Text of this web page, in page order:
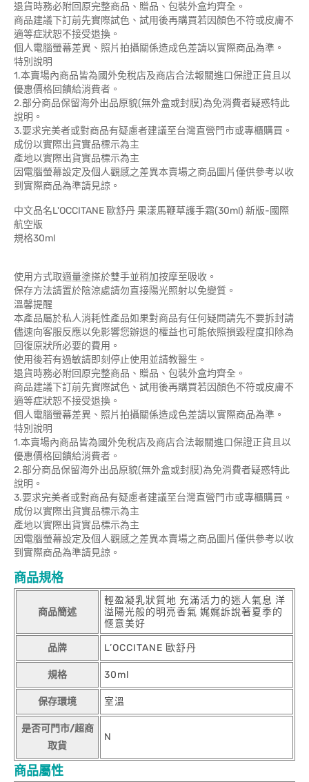
退貨時務必附回原完整商品、贈品、包裝外盒均齊全。
商品建議下訂前先實際試色、試用後再購買若因顏色不符或皮膚不
適等症狀恕不接受退換。
個人電腦螢幕差異、照片拍攝關係造成色差請以實際商品為準。
特別說明
1.本賣場內商品皆為國外免稅店及商店合法報關進口保證正貨且以
優惠價格回饋給消費者。
2.部分商品保留海外出品原貌(無外盒或封膜)為免消費者疑惑特此
說明。
3.要求完美者或對商品有疑慮者建議至台灣直營門市或專櫃購買。
成份以實際出貨實品標示為主
產地以實際出貨實品標示為主
因電腦螢幕設定及個人觀感之差異本賣場之商品圖片僅供參考以收
到實際商品為準請見諒。
中文品名L'OCCITANE 歐舒丹 果漾馬鞭草護手霜(30ml) 新版-國際
航空版
規格30ml
使用方式取適量塗搽於雙手並稍加按摩至吸收。
保存方法請置於陰涼處請勿直接陽光照射以免變質。
溫馨提醒
本產品屬於私人消耗性產品如果對商品有任何疑問請先不要拆封請
儘速向客服反應以免影響您辦退的權益也可能依照損毀程度扣除為
回復原狀所必要的費用。
使用後若有過敏請即刻停止使用並請教醫生。
退貨時務必附回原完整商品、贈品、包裝外盒均齊全。
商品建議下訂前先實際試色、試用後再購買若因顏色不符或皮膚不
適等症狀恕不接受退換。
個人電腦螢幕差異、照片拍攝關係造成色差請以實際商品為準。
特別說明
1.本賣場內商品皆為國外免稅店及商店合法報關進口保證正貨且以
優惠價格回饋給消費者。
2.部分商品保留海外出品原貌(無外盒或封膜)為免消費者疑惑特此
說明。
3.要求完美者或對商品有疑慮者建議至台灣直營門市或專櫃購買。
成份以實際出貨實品標示為主
產地以實際出貨實品標示為主
因電腦螢幕設定及個人觀感之差異本賣場之商品圖片僅供參考以收
到實際商品為準請見諒。
商品規格
商品簡述
輕盈凝乳狀質地 充滿活力的迷人氣息 洋
溢陽光般的明亮香氣 娓娓訴說著夏季的
愜意美好
品牌 L’OCCITANE 歐舒丹
規格 30ml
保存環境 室溫
是否可門市/超商
取貨
N
商品屬性